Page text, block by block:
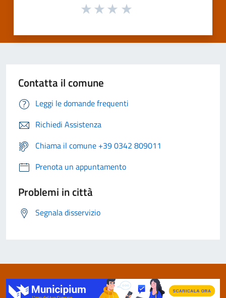
Contatta il comune
Leggi le domande frequenti
Richiedi Assistenza
Chiama il comune +39 0342 809011
Prenota un appuntamento
Problemi in città
Segnala disservizio